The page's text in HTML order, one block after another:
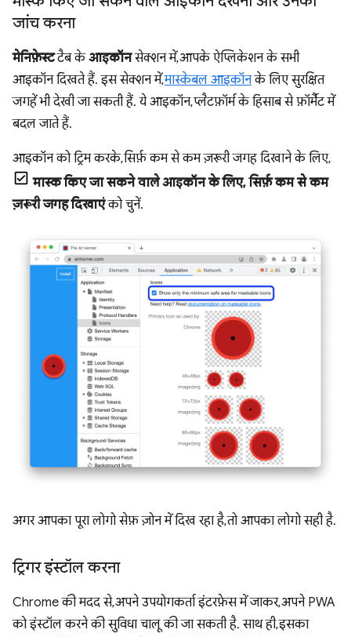
जांच करना
मेनिफ़ेस्टटैब केआइकॉनसेक्शन में, आपके ऐप्लिकेशन के सभी
आइकॉन दिखते हैं. इस सेक्शन में,मास्केबल आइकॉनके लिए सुरक्षित
जगहें भी देखी जा सकती हैं. ये आइकॉन, प्लैटफ़ॉर्म के हिसाब से फ़ॉर्मैट में
बदल जाते हैं.
आइकॉन को ट्रिम करके, सिर्फ़ कम से कम ज़रूरी जगह दिखाने के लिए,
मास्क किए जा सकने वाले आइकॉन के लिए, सिर्फ़ कम से कम
ज़रूरी जगह दिखाएंको चुनें.
अगर आपका पूरा लोगो सेफ़ ज़ोन में दिख रहा है, तो आपका लोगो सही है.
ट्रिगर इंस्टॉल करना
Chrome की मदद से, अपने उपयोगकर्ता इंटरफ़ेस में जाकर, अपने PWA
को इंस्टॉल करने की सुविधा चालू की जा सकती है. साथ ही, इसका